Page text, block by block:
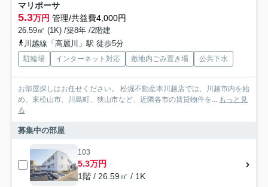
マリポーサ
5.3万円 管理/共益費4,000円
26.59㎡ (1K) /築8年 /2階建
川越線「高麗川」駅 徒歩5分
駐輪場 インターネット対応 敷地内ごみ置き場 公共下水
お部屋探しはお任せください。 松堀不動産本川越店では、川越市内を始
め、東松山市、川島町、狭山市など、近隣各市の賃貸物件を... もっと見
る
募集中の部屋
103
5.3万円
1階 / 26.59㎡ / 1K